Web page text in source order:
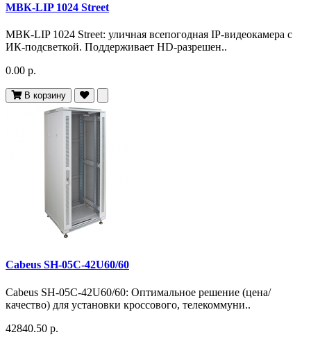
МВК-LIP 1024 Street
МВК-LIP 1024 Street: уличная всепогодная IP-видеокамера с
ИК-подсветкой. Поддерживает HD-разрешен..
0.00 р.
В корзину
Cabeus SH-05C-42U60/60
Cabeus SH-05C-42U60/60: Оптимальное решение (цена/
качество) для установки кроссового, телекоммуни..
42840.50 р.